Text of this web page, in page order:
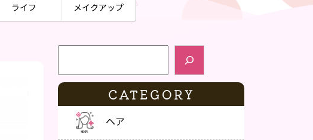
ライフ メイクアップ
検索
CATEGORY
ヘア